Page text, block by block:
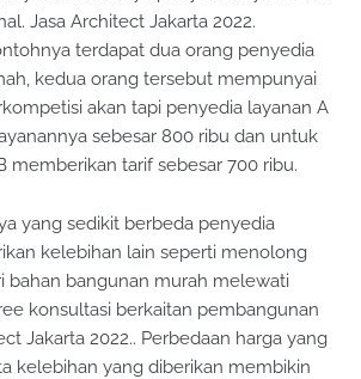
Jasa Architect Jakarta 2022.
terdapat dua orang penyedia
kedua orang tersebut mempunyai
akan tapi penyedia layanan A
sebesar 800 ribu dan untuk
memberikan tarif sebesar 700 ribu.
yang sedikit berbeda penyedia
kelebihan lain seperti menolong
bahan bangunan murah melewati
konsultasi berkaitan pembangunan
Jakarta 2022.. Perbedaan harga yang
kelebihan yang diberikan membikin